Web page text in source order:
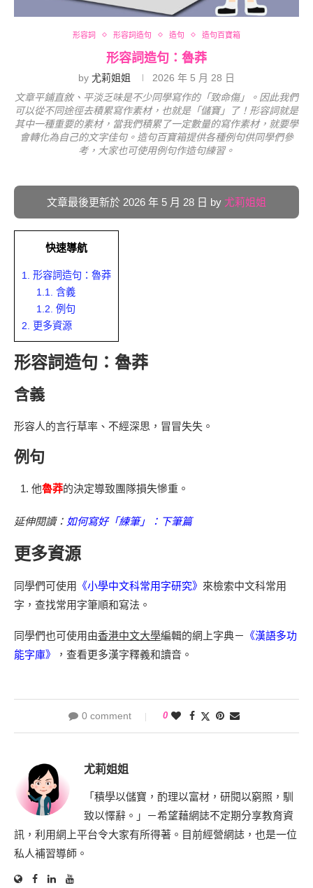
形容詞 形容詞造句 造句 造句百寶箱
形容詞造句：魯莽
by 尤莉姐姐
2026 年 5 月 28 日
文章平鋪直敘、平淡乏味是不少同學寫作的「致命傷」。因此我們
可以從不同途徑去積累寫作素材，也就是「儲寶」了！形容詞就是
其中一種重要的素材，當我們積累了一定數量的寫作素材，就要學
會轉化為自己的文字佳句。造句百寶箱提供各種例句供同學們參
考，大家也可使用例句作造句練習。
文章最後更新於 2026 年 5 月 28 日 by 尤莉姐姐
快速導航
1.
形容詞造句：魯莽
1.1.
含義
1.2. 例句
2.
更多資源
形容詞造句：魯莽
含義
形容人的言行草率、不經深思，冒冒失失。
例句
他魯莽的決定導致團隊損失慘重。
延伸閱讀： 如何寫好「練筆」：下筆篇
更多資源
同學們可使用 《小學中文科常用字研究》 來檢索中文科常用
字，查找常用字筆順和寫法。
同學們也可使用由香港中文大學編輯的網上字典－ 《漢語多功
能字庫》
，查看更多漢字釋義和讀音。
0 comment 0
尤莉姐姐
「積學以儲寶，酌理以富材，研閱以窮照，馴
致以懌辭。」－希望藉網誌不定期分享教育資
訊，利用網上平台令大家有所得著。目前經營網誌，也是一位
私人補習導師。